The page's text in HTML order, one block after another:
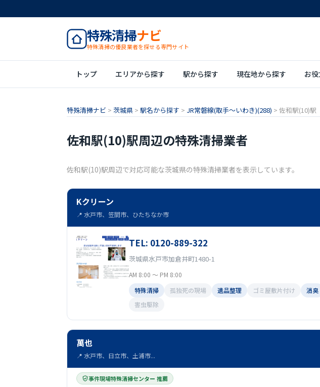
特殊清掃ナビ
特殊清掃の優良業者を探せる専門サイト
トップ エリアから探す 駅から探す 現在地から探す お
特殊清掃ナビ > 茨城県 > 駅名から探す > JR常磐線(取手～いわき)(288) > 佐和駅(10)駅
佐和駅(10)駅周辺の特殊清掃業者
佐和駅(10)駅周辺で対応可能な茨城県の特殊清掃業者を表示しています。
Kクリーン
📍 水戸市、笠間市、ひたちなか市
TEL: 0120-889-322
茨城県水戸市加倉井町1480-1
AM 8:00 ～ PM 8:00
特殊清掃
孤独死の現場 遺品整理 ゴミ屋敷片付け
消臭
害虫駆除
萬也
📍 水戸市、日立市、土浦市...
事件現場特殊清掃センター 推薦